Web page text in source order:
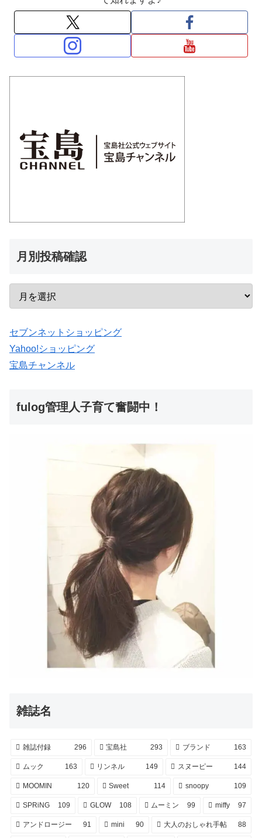
月別投稿確認
セブンネットショッピング
Yahoo!ショッピング
宝島チャンネル
fulog管理人子育て奮闘中！
雑誌名
雑誌付録 296 宝島社 293 ブランド 163
ムック 163 リンネル 149 スヌーピー 144
MOOMIN 120 Sweet 114 snoopy 109
SPRiNG 109 GLOW 108 ムーミン 99 miffy 97
アンドロージー 91 mini 90 大人のおしゃれ手帖 88